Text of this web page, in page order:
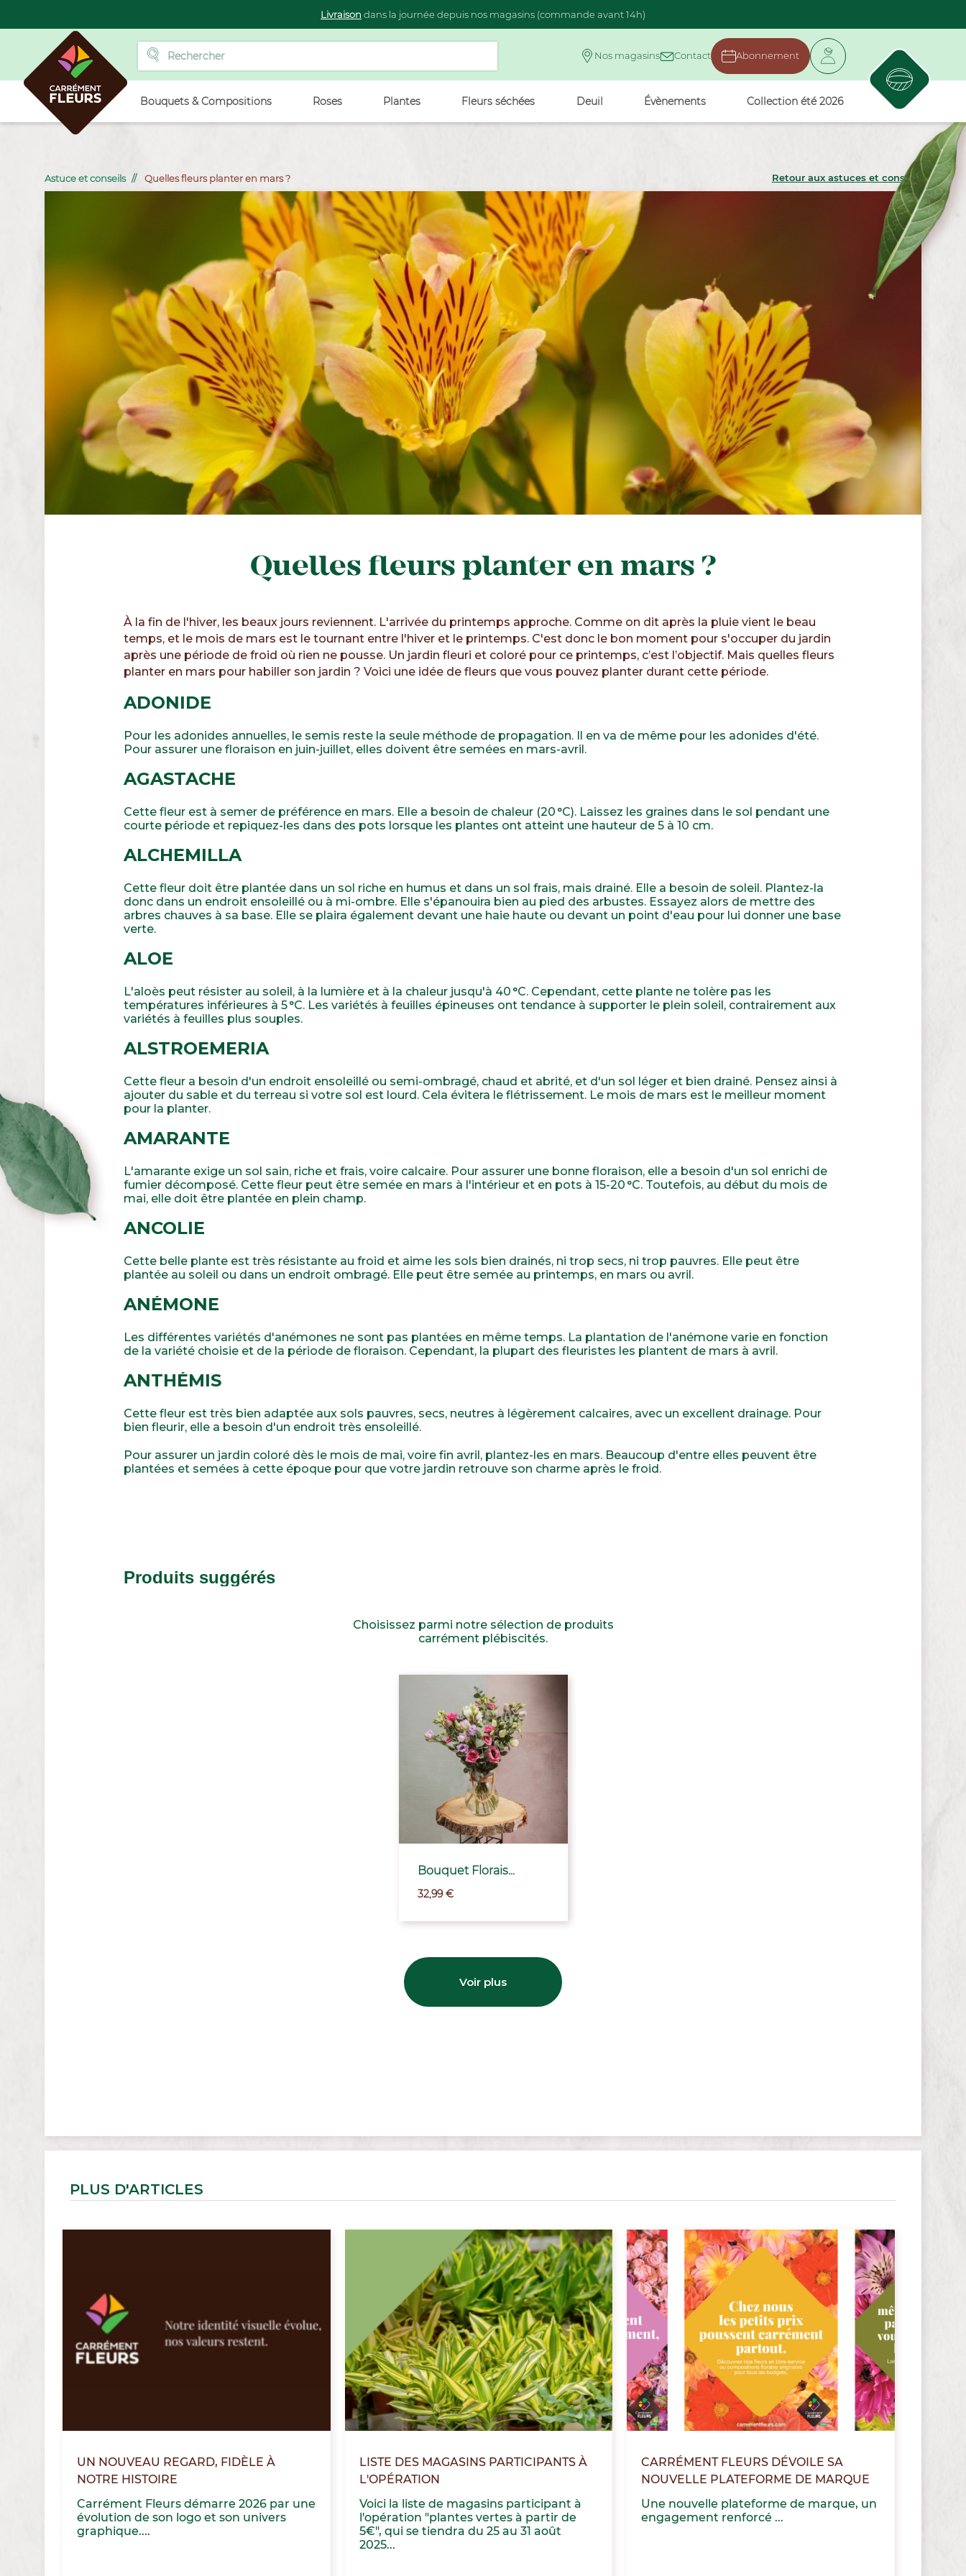
Livraison dans la journée depuis nos magasins (commande avant 14h)
Nos magasins Contact Abonnement
Bouquets & Compositions Roses Plantes Fleurs séchées Deuil Évènements Collection été 2026
Astuce et conseils Quelles fleurs planter en mars ? Retour aux astuces et conseils
Quelles fleurs planter en mars ?
À la fin de l'hiver, les beaux jours reviennent. L'arrivée du printemps approche. Comme on dit après la pluie vient le beau
temps, et le mois de mars est le tournant entre l'hiver et le printemps. C'est donc le bon moment pour s'occuper du jardin
après une période de froid où rien ne pousse. Un jardin fleuri et coloré pour ce printemps, c’est l’objectif. Mais quelles fleurs
planter en mars pour habiller son jardin ? Voici une idée de fleurs que vous pouvez planter durant cette période.
ADONIDE
Pour les adonides annuelles, le semis reste la seule méthode de propagation. Il en va de même pour les adonides d'été.
Pour assurer une floraison en juin-juillet, elles doivent être semées en mars-avril.
AGASTACHE
Cette fleur est à semer de préférence en mars. Elle a besoin de chaleur (20 °C). Laissez les graines dans le sol pendant une
courte période et repiquez-les dans des pots lorsque les plantes ont atteint une hauteur de 5 à 10 cm.
ALCHEMILLA
Cette fleur doit être plantée dans un sol riche en humus et dans un sol frais, mais drainé. Elle a besoin de soleil. Plantez-la
donc dans un endroit ensoleillé ou à mi-ombre. Elle s'épanouira bien au pied des arbustes. Essayez alors de mettre des
arbres chauves à sa base. Elle se plaira également devant une haie haute ou devant un point d'eau pour lui donner une base
verte.
ALOE
L'aloès peut résister au soleil, à la lumière et à la chaleur jusqu'à 40 °C. Cependant, cette plante ne tolère pas les
températures inférieures à 5 °C. Les variétés à feuilles épineuses ont tendance à supporter le plein soleil, contrairement aux
variétés à feuilles plus souples.
ALSTROEMERIA
Cette fleur a besoin d'un endroit ensoleillé ou semi-ombragé, chaud et abrité, et d'un sol léger et bien drainé. Pensez ainsi à
ajouter du sable et du terreau si votre sol est lourd. Cela évitera le flétrissement. Le mois de mars est le meilleur moment
pour la planter.
AMARANTE
L'amarante exige un sol sain, riche et frais, voire calcaire. Pour assurer une bonne floraison, elle a besoin d'un sol enrichi de
fumier décomposé. Cette fleur peut être semée en mars à l'intérieur et en pots à 15-20 °C. Toutefois, au début du mois de
mai, elle doit être plantée en plein champ.
ANCOLIE
Cette belle plante est très résistante au froid et aime les sols bien drainés, ni trop secs, ni trop pauvres. Elle peut être
plantée au soleil ou dans un endroit ombragé. Elle peut être semée au printemps, en mars ou avril.
ANÉMONE
Les différentes variétés d'anémones ne sont pas plantées en même temps. La plantation de l'anémone varie en fonction
de la variété choisie et de la période de floraison. Cependant, la plupart des fleuristes les plantent de mars à avril.
ANTHÉMIS
Cette fleur est très bien adaptée aux sols pauvres, secs, neutres à légèrement calcaires, avec un excellent drainage. Pour
bien fleurir, elle a besoin d'un endroit très ensoleillé.
Pour assurer un jardin coloré dès le mois de mai, voire fin avril, plantez-les en mars. Beaucoup d'entre elles peuvent être
plantées et semées à cette époque pour que votre jardin retrouve son charme après le froid.
Produits suggérés
Choisissez parmi notre sélection de produits
carrément plébiscités.
Bouquet Florais...
32,99 €
Voir plus
PLUS D'ARTICLES
UN NOUVEAU REGARD, FIDÈLE À
NOTRE HISTOIRE
Carrément Fleurs démarre 2026 par une
évolution de son logo et son univers
graphique....
LISTE DES MAGASINS PARTICIPANTS À
L'OPÉRATION
Voici la liste de magasins participant à
l'opération "plantes vertes à partir de
5€", qui se tiendra du 25 au 31 août
2025...
CARRÉMENT FLEURS DÉVOILE SA
NOUVELLE PLATEFORME DE MARQUE
Une nouvelle plateforme de marque, un
engagement renforcé ...